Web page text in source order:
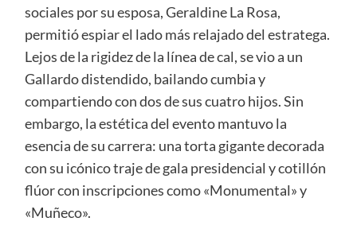
sociales por su esposa, Geraldine La Rosa,
permitió espiar el lado más relajado del estratega.
Lejos de la rigidez de la línea de cal, se vio a un
Gallardo distendido, bailando cumbia y
compartiendo con dos de sus cuatro hijos. Sin
embargo, la estética del evento mantuvo la
esencia de su carrera: una torta gigante decorada
con su icónico traje de gala presidencial y cotillón
flúor con inscripciones como «Monumental» y
«Muñeco».